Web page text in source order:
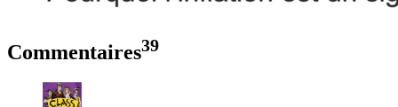
Commentaires39